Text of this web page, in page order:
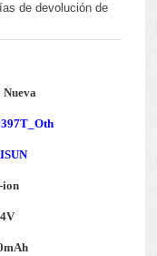
de devolución de
Nueva